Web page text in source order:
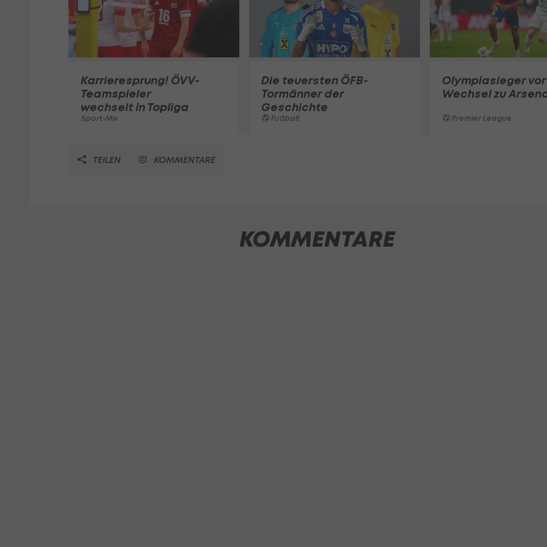
Karrieresprung! ÖVV-
Teamspieler
wechselt in Topliga
Sport-Mix
Die teuersten ÖFB-
Tormänner der
Geschichte
Fußball
Olympiasieger vor
Wechsel zu
Premier League
TEILEN KOMMENTARE
KOMMENTARE